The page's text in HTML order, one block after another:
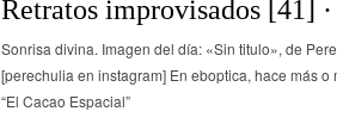
Retratos improvisados [41]
Sonrisa divina. Imagen del día: «Sin titulo», de
[perechulia en instagram] En eboptica, hace más o
“El Cacao Espacial”